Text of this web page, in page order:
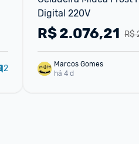
2
Digital 220V
R$
R$2.076,21
Marcos Gomes
há 4 d